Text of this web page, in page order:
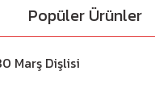
Popüler Ürünler
Marş Dişlisi